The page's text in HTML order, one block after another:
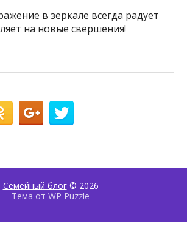
в зеркале всегда радует
на новые свершения!
Семейный блог© 2026
Тема от WP Puzzle